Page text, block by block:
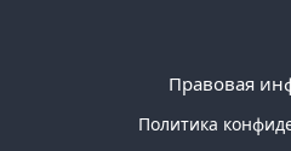
Правовая
Политика